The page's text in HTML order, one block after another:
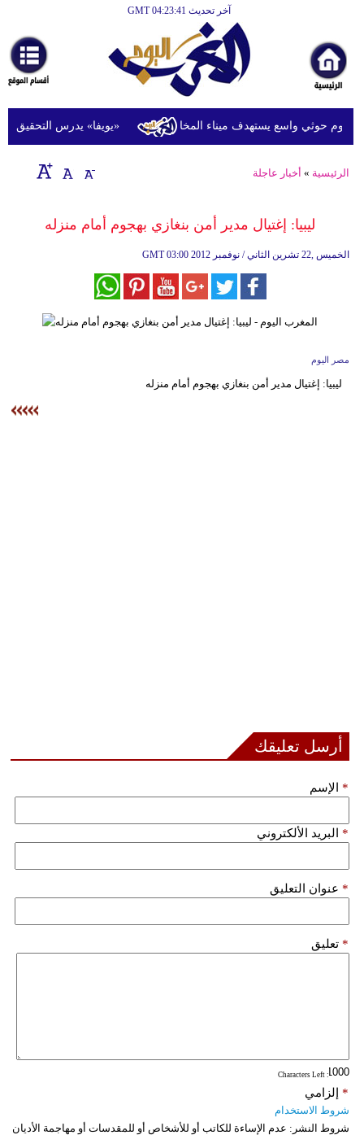
آخر تحديث GMT 04:23:41
أخبارعاجلة
رياضة
ثقافة
إقتصاد
وموسيقى
وتغذية
ديكور
بيئة
مدوَّنات
فيديو
«يويفا» يدرس التحقيق في حوثي واسع يستهدف ميناء المخا
الرئيسية » أخبار عاجلة
ليبيا: إغتيال مدير أمن بنغازي بهجوم أمام منزله
GMT 03:00 2012 الخميس ,22 تشرين الثاني / نوفمبر
مصر اليوم
ليبيا: إغتيال مدير أمن بنغازي بهجوم أمام منزله
أرسل تعليقك
الإسم *
البريد الألكتروني *
عنوان التعليق *
تعليق *
: Characters Left
إلزامي *
شروط الاستخدام
شروط النشر: عدم الإساءة للكاتب أو للأشخاص أو للمقدسات أو مهاجمة الأديان